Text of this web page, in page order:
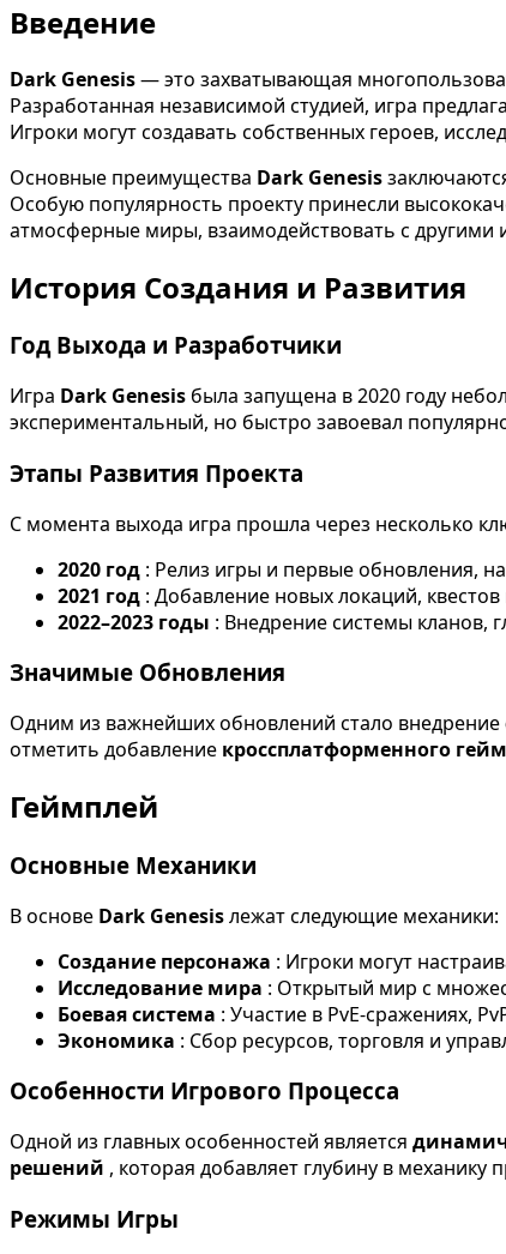
Введение
Dark Genesis— это захватывающая
Разработанная независимой студией, игра
Игроки могут создавать собственных героев,
Основные преимущества Dark Genesis
Особую популярность проекту принесли
атмосферные миры, взаимодействовать с другими
История Создания и Развития
Год Выхода и Разработчики
Игра Dark Genesis была запущена в 2020 году
экспериментальный, но быстро завоевал
Этапы Развития Проекта
С момента выхода игра прошла через несколько
2020 год : Релиз игры и первые обновления,
2021 год : Добавление новых локаций, квестов
2022–2023 годы : Внедрение системы кланов,
Значимые Обновления
Одним из важнейших обновлений стало внедрение
отметить добавление кроссплатформенного
Геймплей
Основные Механики
В основе Dark Genesisлежат следующие механики:
Создание персонажа : Игроки могут
Исследование мира : Открытый мир с
Боевая система : Участие в PvE-сражениях,
Экономика : Сбор ресурсов, торговля и
Особенности Игрового Процесса
Одной из главных особенностей является
решений , которая добавляет глубину в механику
Режимы Игры